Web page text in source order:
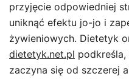
przyjęcie odpowiedniej
uniknąć efektu jo-jo i
żywieniowych. Dietetyk
dietetyk.net.pl
zaczyna się od szczerej